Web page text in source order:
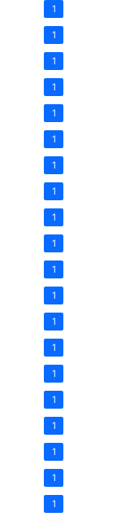
1
1
1
1
1
1
1
1
1
1
1
1
1
1
1
1
1
1
1
1